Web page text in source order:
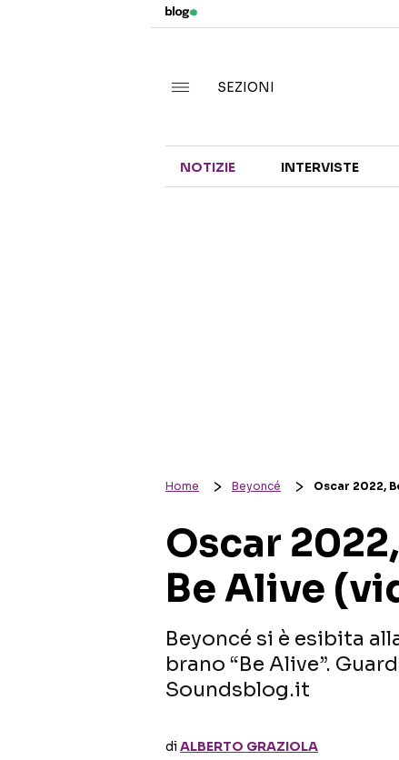
SEZIONI
NOTIZIE INTERVISTE
Home Beyoncé Oscar 2022,
Oscar
Be Alive
Beyoncé si è esibita
brano “Be Alive”.
Soundsblog.it
diALBERTO GRAZIOLA